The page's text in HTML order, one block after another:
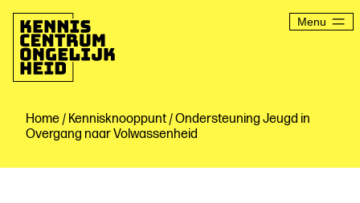
naar
inhoud
Menu
Home / Kennisknooppunt / Ondersteuning Jeugd in
Overgang naar Volwassenheid